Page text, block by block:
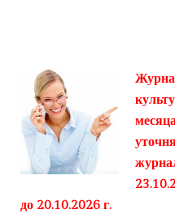
до 20.10.2026 г.